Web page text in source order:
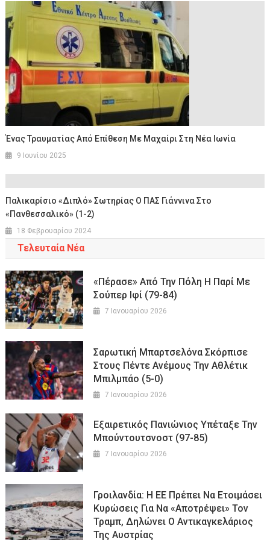
Ένας Τραυματίας Από Επίθεση Με Μαχαίρι Στη Νέα Ιωνία
9 Ιουνίου 2025
Παλικαρίσιο «διπλό» Σωτηρίας Ο ΠΑΣ Γιάννινα Στο
«Πανθεσσαλικό» (1-2)
18 Φεβρουαρίου 2024
Τελευταία Νέα
«Πέρασε» Από Την Πόλη Η Παρί Με
Σούπερ Ιφί (79-84)
7 Ιανουαρίου 2026
Σαρωτική Μπαρτσελόνα Σκόρπισε
Στους Πέντε Ανέμους Την Αθλέτικ
Μπιλμπάο (5-0)
7 Ιανουαρίου 2026
Εξαιρετικός Πανιώνιος Υπέταξε Την
Μπούντουτσνοστ (97-85)
7 Ιανουαρίου 2026
Γροιλανδία: Η ΕΕ Πρέπει Να Ετοιμάσει
Κυρώσεις Για Να «αποτρέψει» Τον
Τραμπ, Δηλώνει Ο Αντικαγκελάριος
Της Αυστρίας